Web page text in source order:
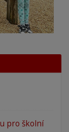
pro školní